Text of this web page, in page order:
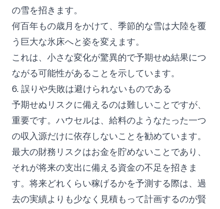
の雪を招きます。
何百年もの歳月をかけて、季節的な雪は大陸を覆
う巨大な氷床へと姿を変えます。
これは、小さな変化が驚異的で予期せぬ結果につ
ながる可能性があることを示しています。
6. 誤りや失敗は避けられないものである
予期せぬリスクに備えるのは難しいことですが、
重要です。ハウセルは、給料のようなたった一つ
の収入源だけに依存しないことを勧めています。
最大の財務リスクはお金を貯めないことであり、
それが将来の支出に備える資金の不足を招きま
す。将来どれくらい稼げるかを予測する際は、過
去の実績よりも少なく見積もって計画するのが賢